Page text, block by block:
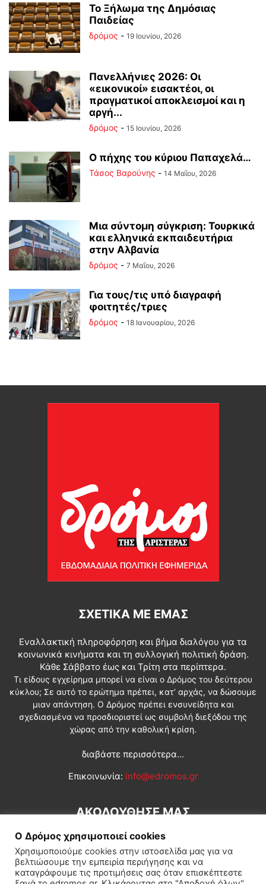
Το Ξήλωμα της Δημόσιας
Παιδείας
δρόμος - 19 Ιουνίου, 2026
Πανελλήνιες 2026: Οι
«εικονικοί» εισακτέοι, οι
πραγματικοί αποκλεισμοί και η
αργή...
δρόμος - 15 Ιουνίου, 2026
Ο πήχης του κύριου Παπαχελά…
Τάσος Βαρούνης - 14 Μαΐου, 2026
Mια σύντομη σύγκριση: Τουρκικά
και ελληνικά εκπαιδευτήρια
στην Αλβανία
δρόμος - 7 Μαΐου, 2026
Για τους/τις υπό διαγραφή
φοιτητές/τριες
δρόμος - 18 Ιανουαρίου, 2026
ΣΧΕΤΙΚΆ ΜΕ ΕΜΆΣ
Εναλλακτική πληροφόρηση και βήμα διαλόγου για τα
κοινωνικά κινήματα και τη συλλογική πολιτική δράση.
Κάθε Σάββατο έως και Τρίτη στα περίπτερα.
Τι είδους εγχείρημα μπορεί να είναι ο Δρόμος του δεύτερου
κύκλου; Σε αυτό το ερώτημα πρέπει, κατ’ αρχάς, να δώσουμε
μιαν απάντηση. Ο Δρόμος πρέπει ενσυνείδητα και
σχεδιασμένα να προσδιοριστεί ως συμβολή διεξόδου της
χώρας από την καθολική κρίση.
διαβάστε περισσότερα...
Επικοινωνία: info@edromos.gr
ΑΚΟΛΟΥΘΗΣΕ ΜΑΣ
Ο Δρόμος χρησιμοποιεί cookies
Χρησιμοποιούμε cookies στην ιστοσελίδα μας για να
βελτιώσουμε την εμπειρία περιήγησης και να
καταγράφουμε τις προτιμήσεις σας όταν επισκέπτεστε